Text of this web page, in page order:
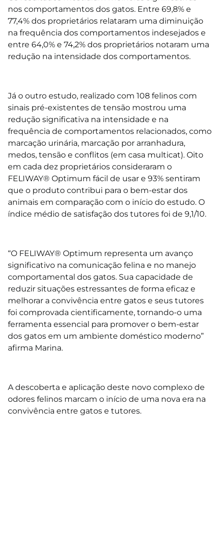
nos comportamentos dos gatos. Entre 69,8% e
77,4% dos proprietários relataram uma diminuição
na frequência dos comportamentos indesejados e
entre 64,0% e 74,2% dos proprietários notaram uma
redução na intensidade dos comportamentos.
Já o outro estudo, realizado com 108 felinos com
sinais pré-existentes de tensão mostrou uma
redução significativa na intensidade e na
frequência de comportamentos relacionados, como
marcação urinária, marcação por arranhadura,
medos, tensão e conflitos (em casa multicat). Oito
em cada dez proprietários consideraram o
FELIWAY® Optimum fácil de usar e 93% sentiram
que o produto contribui para o bem-estar dos
animais em comparação com o início do estudo. O
índice médio de satisfação dos tutores foi de 9,1/10.
“O FELIWAY® Optimum representa um avanço
significativo na comunicação felina e no manejo
comportamental dos gatos. Sua capacidade de
reduzir situações estressantes de forma eficaz e
melhorar a convivência entre gatos e seus tutores
foi comprovada cientificamente, tornando-o uma
ferramenta essencial para promover o bem-estar
dos gatos em um ambiente doméstico moderno”
afirma Marina.
A descoberta e aplicação deste novo complexo de
odores felinos marcam o início de uma nova era na
convivência entre gatos e tutores.